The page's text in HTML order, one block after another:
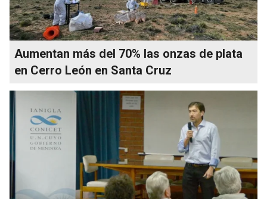
Aumentan más del 70% las onzas de plata
en Cerro León en Santa Cruz